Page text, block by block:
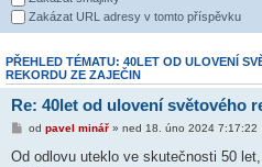
Zakázat URL adresy v tomto příspěvku
PŘEHLED TÉMATU: 40LET OD ULOVENÍ
REKORDU ZE ZAJEČIN
Re: 40let od ulovení světového
od pavel minář» ned 18. úno 2024 7:17:22
Od odlovu uteklo ve skutečnosti 50